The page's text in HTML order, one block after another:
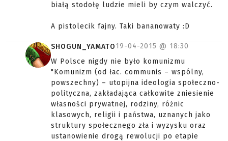
białą stodołę ludzie mieli by czym walczyć.
A pistolecik fajny. Taki bananowaty :D
SHOGUN_YAMATO19-04-2015 @ 18:30
W Polsce nigdy nie było komunizmu
"Komunizm (od łac. communis – wspólny,
powszechny) – utopijna ideologia społeczno-
polityczna, zakładająca całkowite zniesienie
własności prywatnej, rodziny, różnic
klasowych, religii i państwa, uznanych jako
struktury społecznego zła i wyzysku oraz
ustanowienie drogą rewolucji po etapie